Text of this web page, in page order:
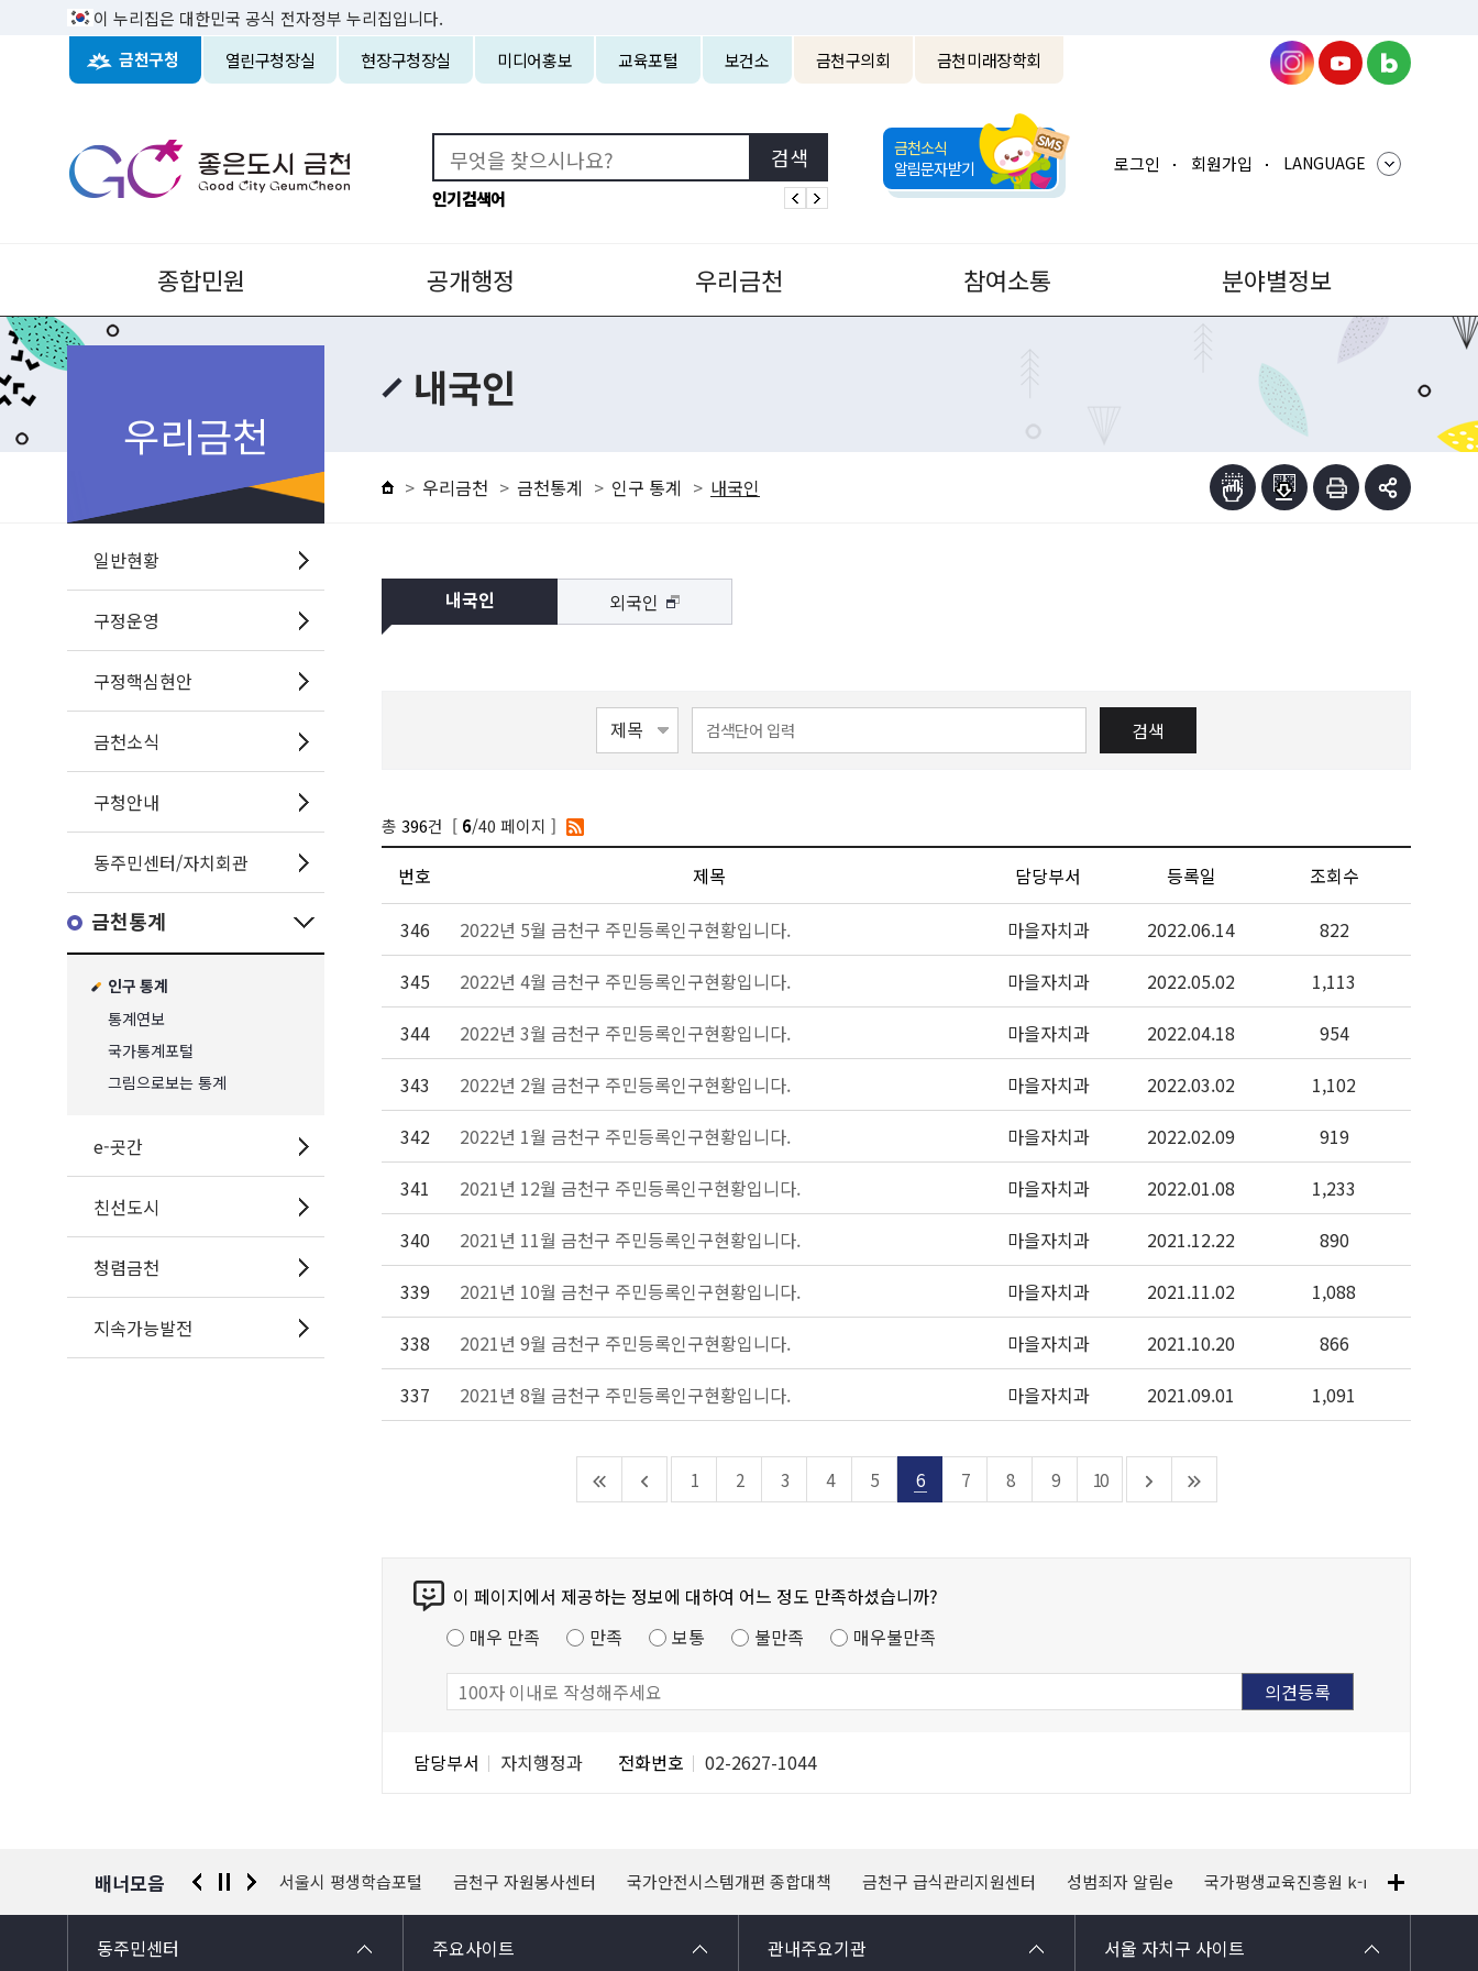
이 누리집은 대한민국 공식 전자정부 누리집입니다.
금천구청 열린구청장실 현장구청장실 미디어홍보 교육포털 보건소 금천구의회 금천미래장학회
인기검색어
금천소식
알림문자받기
로그인 회원가입 LANGUAGE
종합민원 공개행정 우리금천 참여소통 분야별정보
우리금천
일반현황
구정운영
구정핵심현안
금천소식
구청안내
동주민센터/자치회관
금천통계
인구 통계
통계연보
국가통계포털
그림으로보는 통계
e-곳간
친선도시
청렴금천
지속가능발전
내국인
우리금천 금천통계 인구 통계 내국인
내국인 외국인
검색
총 396건 [ 6/40 페이지 ]
번호 제목 담당부서 등록일 조회수
346 2022년 5월 금천구 주민등록인구현황입니다. 마을자치과 2022.06.14
822
345
2022년 4월 금천구 주민등록인구현황입니다. 마을자치과 2022.05.02
1,113
344
2022년 3월 금천구 주민등록인구현황입니다. 마을자치과 2022.04.18
954
343
2022년 2월 금천구 주민등록인구현황입니다. 마을자치과 2022.03.02
1,102
342
2022년 1월 금천구 주민등록인구현황입니다. 마을자치과 2022.02.09
919
341
2021년 12월 금천구 주민등록인구현황입니다. 마을자치과 2022.01.08
1,233
340
2021년 11월 금천구 주민등록인구현황입니다. 마을자치과 2021.12.22
890
339
2021년 10월 금천구 주민등록인구현황입니다. 마을자치과 2021.11.02
1,088
338
2021년 9월 금천구 주민등록인구현황입니다. 마을자치과 2021.10.20
866
337
2021년 8월 금천구 주민등록인구현황입니다. 마을자치과 2021.09.01 1,091
1 2 3 4 5 6 7 8 9 10
이 페이지에서 제공하는 정보에 대하여 어느 정도 만족하셨습니까?
매우 만족
만족 보통 불만족 매우불만족
담당부서 자치행정과 전화번호 02-2627-1044
배너모음
경찰청 유실물 통합포털 서울시 평생학습포털 금천구 자원봉사센터 국가안전시스템개편 종합대책 금천구 급식관리지원센터 성범죄자 알림e 국가평생교육진흥원 k-mooc
동주민센터 주요사이트 관내주요기관 서울 자치구 사이트